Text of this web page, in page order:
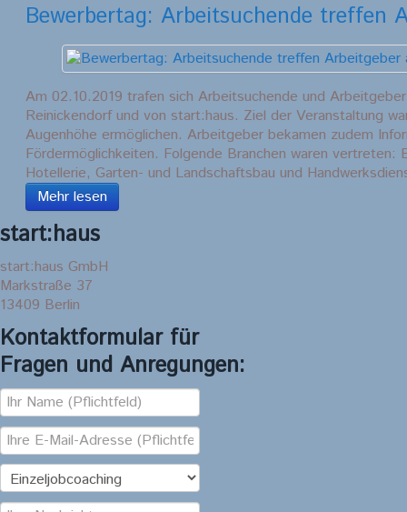
Bewerbertag: Arbeitsuchende treffen
Am 02.10.2019 trafen sich Arbeitsuchende und
Reinickendorf und von start:haus. Ziel der Veranstaltung
Augenhöhe ermöglichen. Arbeitgeber bekamen zudem
Fördermöglichkeiten. Folgende Branchen waren
Hotellerie, Garten- und Landschaftsbau und
Mehr lesen
start:haus
start:haus GmbH
Markstraße 37
13409 Berlin
Kontaktformular für
Fragen und Anregungen: